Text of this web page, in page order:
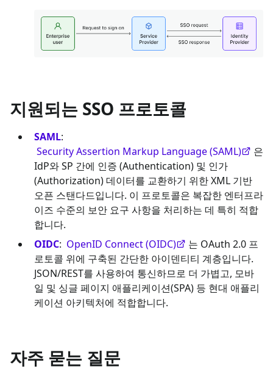
지원되는 SSO 프로토콜
SAML:
Security Assertion Markup Language (SAML)
은
IdP와 SP 간에 인증 (Authentication) 및 인가
(Authorization) 데이터를 교환하기 위한 XML 기반
오픈 스탠다드입니다. 이 프로토콜은 복잡한 엔터프라
이즈 수준의 보안 요구 사항을 처리하는 데 특히 적합
합니다.
OIDC: OpenID Connect (OIDC)
는 OAuth 2.0 프
로토콜 위에 구축된 간단한 아이덴티티 계층입니다.
JSON/REST를 사용하여 통신하므로 더 가볍고, 모바
일 및 싱글 페이지 애플리케이션(SPA) 등 현대 애플리
케이션 아키텍처에 적합합니다.
자주 묻는 질문